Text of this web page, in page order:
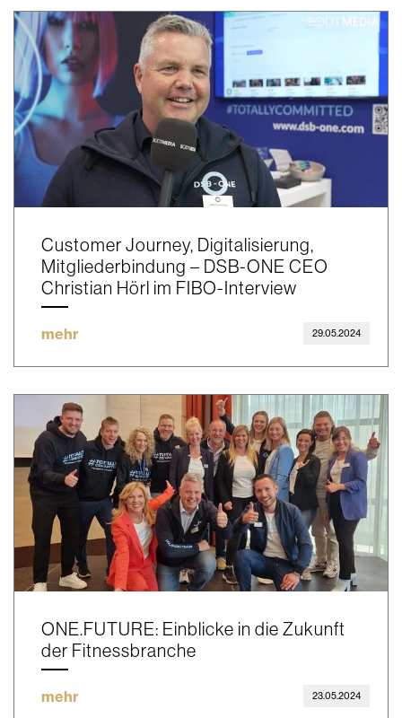
Customer Journey, Digitalisierung,
Mitgliederbindung – DSB-ONE CEO
Christian Hörl im FIBO-Interview
mehr 29.05.2024
ONE.FUTURE: Einblicke in die Zukunft
der Fitnessbranche
mehr 23.05.2024